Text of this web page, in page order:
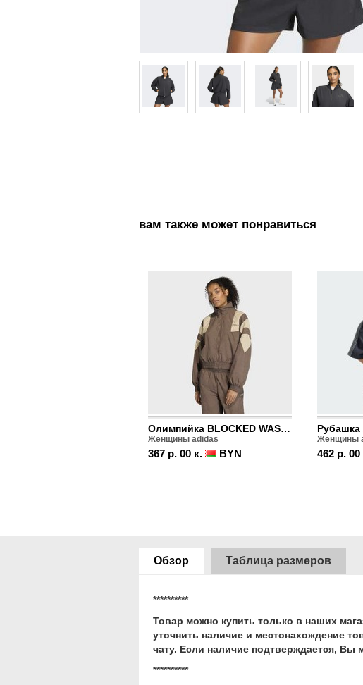
вам также может понравиться
Олимпийка BLOCKED WASHED ZIPPED
Женщины adidas
367 р. 00 к. BYN
Женщины
462 р. 00
Обзор Таблица размеров
**********
Товар можно купить только в наших
уточнить наличие и местонахождение
чату. Если наличие подтверждается, Вы
**********